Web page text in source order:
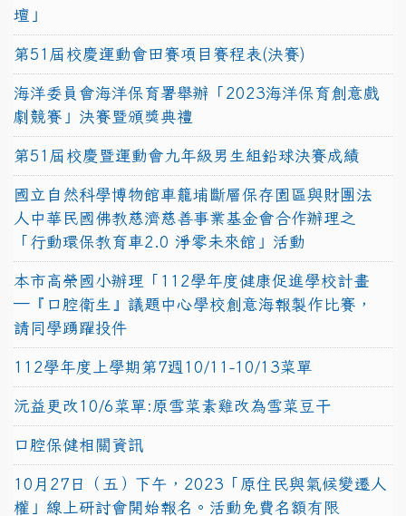
壇」
第51屆校慶運動會田賽項目賽程表(決賽)
海洋委員會海洋保育署舉辦「2023海洋保育創意戲
劇競賽」決賽暨頒獎典禮
第51屆校慶暨運動會九年級男生組鉛球決賽成績
國立自然科學博物館車籠埔斷層保存園區與財團法
人中華民國佛教慈濟慈善事業基金會合作辦理之
「行動環保教育車2.0 淨零未來館」活動
本市高榮國小辦理「112學年度健康促進學校計畫
─『口腔衛生』議題中心學校創意海報製作比賽，
請同學踴躍投件
112學年度上學期第7週10/11-10/13菜單
沅益更改10/6菜單:原雪菜素雞改為雪菜豆干
口腔保健相關資訊
10月27日（五）下午，2023「原住民與氣候變遷人
權」線上研討會開始報名。活動免費名額有限